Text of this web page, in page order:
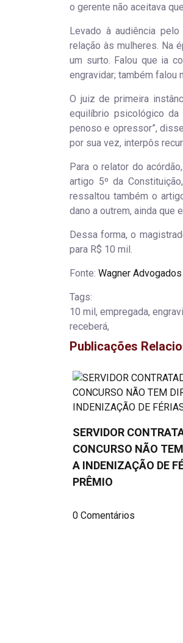
o gerente não aceitava
Levado à audiência
relação às mulheres. Na
um surto. Falou que ia
engravidar; também falou
O juiz de primeira
equilíbrio psicológico da
penoso e opressor”,
por sua vez, interpôs
Para o relator do
artigo 5º da
ressaltou também o
dano a outrem, ainda que
Dessa forma, o
para R$ 10 mil.
Fonte: Wagner
Tags:
10 mil, empregada,
receberá,
Publicações
SERVIDOR
CONCURSO NÃO
A INDENIZAÇÃO DE
PRÊMIO
0 Comentários